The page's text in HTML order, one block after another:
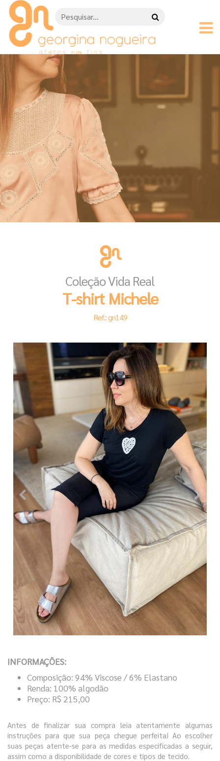
Coleção Vida Real
T-shirt Michele
Ref.: gn149
INFORMAÇÕES:
Composição: 94% Viscose / 6% Elastano
Renda: 100% algodão
Preço: R$ 215,00
Antes de finalizar sua compra leia atentamente algumas
instruções para que sua peça chegue perfeita! Ao escolher
suas peças atente-se para as medidas especificadas a seguir,
assim como a disponibilidade de cores e tipos de tecido.